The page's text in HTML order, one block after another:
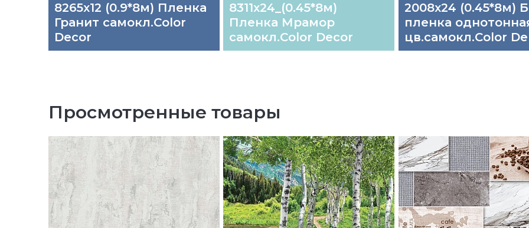
8265х12 (0.9*8м) Пленка
Гранит самокл.Color
Decor
8311х24_(0.45*8м)
Пленка Мрамор
самокл.Color Decor
2008х24 (0.45*8м)
пленка
цв.самокл.Color De
Просмотренные товары